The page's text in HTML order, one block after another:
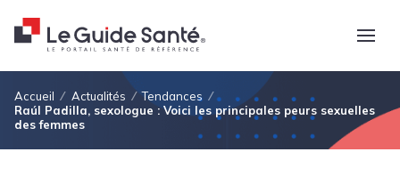
Fil d'Ariane
Accueil Actualités
Tendances
Raúl Padilla, sexologue : Voici les principales peurs sexuelles
des femmes